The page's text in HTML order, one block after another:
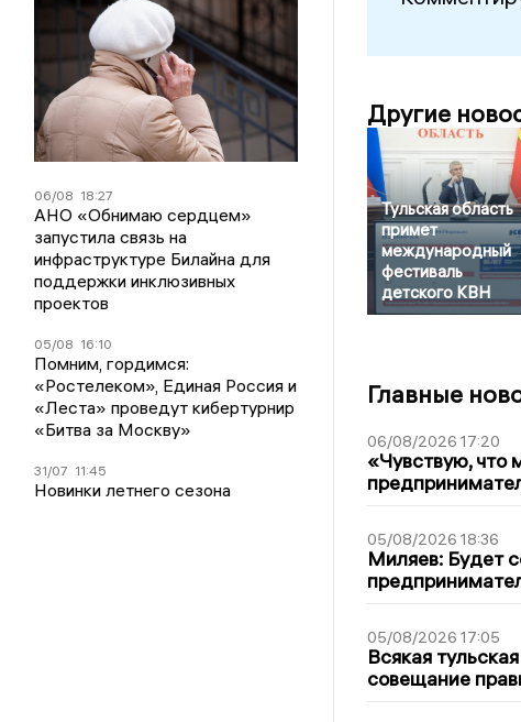
06/08 18:27
АНО «Обнимаю сердцем»
запустила связь на
инфраструктуре Билайна для
поддержки инклюзивных
проектов
05/08 16:10
Помним, гордимся:
«Ростелеком», Единая Россия и
«Леста» проведут кибертурнир
«Битва за Москву»
31/07 11:45
Новинки летнего сезона
Другие
Тульская область
примет
международный
фестиваль
детского КВН
Главные
06/08/2026 17:20
«Чувствую, что
05/08/2026 18:36
Миляев: Будет
05/08/2026 17:05
Всякая
совещание